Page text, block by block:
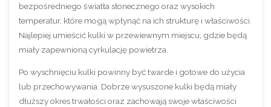
bezpośredniego światła słonecznego oraz wysokich
temperatur, które mogą wpłynąć na ich strukturę i właściwości.
Najlepiej umieścić kulki w przewiewnym miejscu, gdzie będą
miały zapewnioną cyrkulację powietrza.
Po wyschnięciu kulki powinny być twarde i gotowe do użycia
lub przechowywania. Dobrze wysuszone kulki będą miały
dłuższy okres trwałości oraz zachowają swoje właściwości